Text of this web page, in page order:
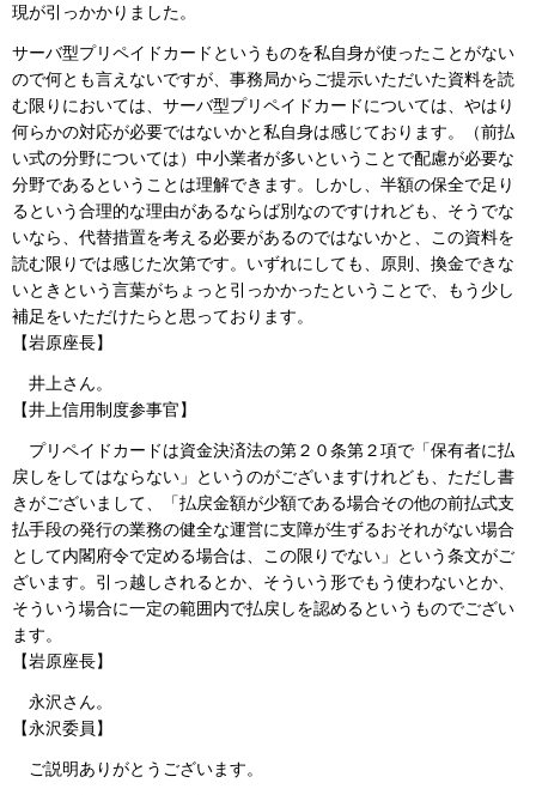
現が引っかかりました。
サーバ型プリペイドカードというものを私自身が使ったことがない
ので何とも言えないですが、事務局からご提示いただいた資料を読
む限りにおいては、サーバ型プリペイドカードについては、やはり
何らかの対応が必要ではないかと私自身は感じております。（前払
い式の分野については）中小業者が多いということで配慮が必要な
分野であるということは理解できます。しかし、半額の保全で足り
るという合理的な理由があるならば別なのですけれども、そうでな
いなら、代替措置を考える必要があるのではないかと、この資料を
読む限りでは感じた次第です。いずれにしても、原則、換金できな
いときという言葉がちょっと引っかかったということで、もう少し
補足をいただけたらと思っております。
【岩原座長】
井上さん。
【井上信用制度参事官】
プリペイドカードは資金決済法の第２０条第２項で「保有者に払
戻しをしてはならない」というのがございますけれども、ただし書
きがございまして、「払戻金額が少額である場合その他の前払式支
払手段の発行の業務の健全な運営に支障が生ずるおそれがない場合
として内閣府令で定める場合は、この限りでない」という条文がご
ざいます。引っ越しされるとか、そういう形でもう使わないとか、
そういう場合に一定の範囲内で払戻しを認めるというものでござい
ます。
【岩原座長】
永沢さん。
【永沢委員】
ご説明ありがとうございます。